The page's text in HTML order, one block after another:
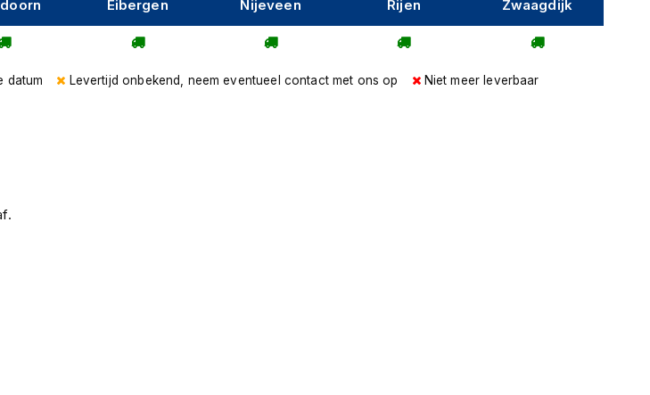
Eibergen Nijeveen Rijen Zwaagdijk
datum Levertijd onbekend, neem eventueel contact met ons op Niet meer leverbaar